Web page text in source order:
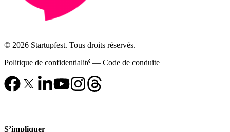
© 2026 Startupfest. Tous droits réservés.
Politique de confidentialité — Code de conduite
S’impliquer